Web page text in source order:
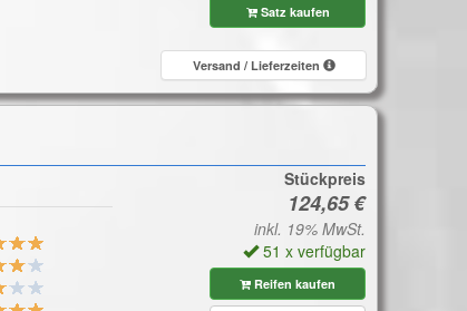
Satz kaufen
Versand / Lieferzeiten
Stückpreis
inkl. 19% MwSt.
51 x verfügbar
Reifen kaufen